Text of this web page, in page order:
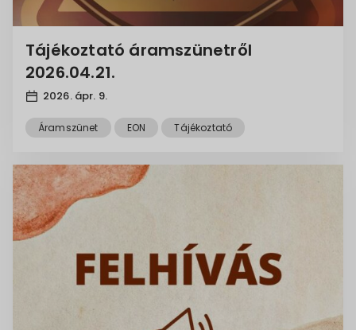
Tájékoztató áramszünetről
2026.04.21.
2026. ápr. 9.
Áramszünet EON Tájékoztató